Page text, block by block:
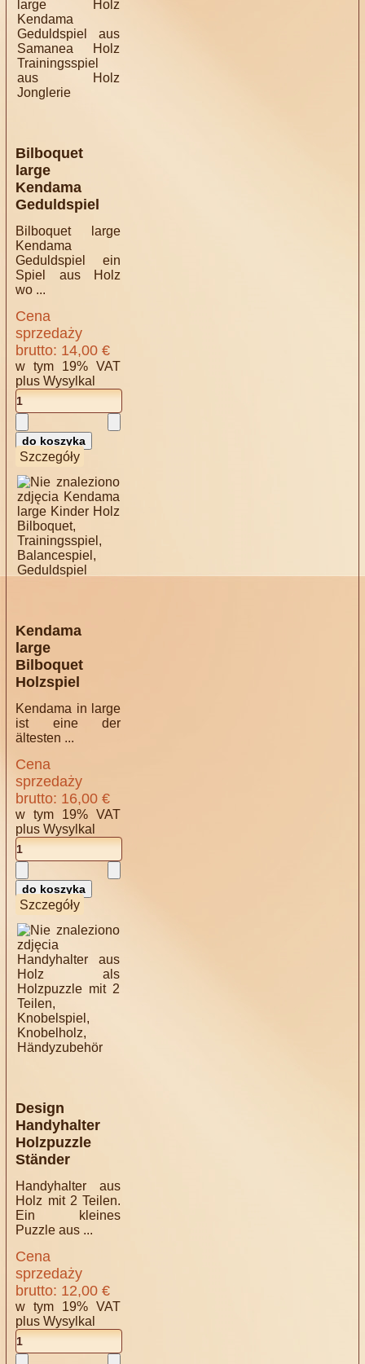
Bilboquet
large
Kendama
Geduldspiel
Bilboquet large
Kendama
Geduldspiel ein
Spiel aus Holz
wo ...
Cena
sprzedaży
brutto: 14,00 €
w tym 19% VAT
plusWysylkal
Szczegóły
Kendama
large
Bilboquet
Holzspiel
Kendama in large
ist eine der
ältesten ...
Cena
sprzedaży
brutto: 16,00 €
w tym 19% VAT
plusWysylkal
Szczegóły
Design
Handyhalter
Holzpuzzle
Ständer
Handyhalter aus
Holz mit 2 Teilen.
Ein kleines
Puzzle aus ...
Cena
sprzedaży
brutto: 12,00 €
w tym 19% VAT
plusWysylkal